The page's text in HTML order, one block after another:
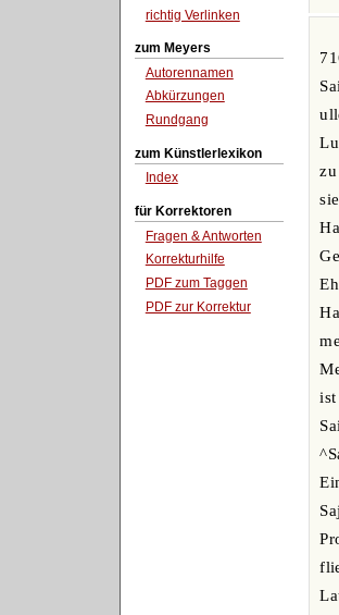
richtig Verlinken
zum Meyers
Autorennamen
Abkürzungen
Rundgang
zum Künstlerlexikon
Index
für Korrektoren
Fragen & Antworten
Korrekturhilfe
PDF zum Taggen
PDF zur Korrektur
ist